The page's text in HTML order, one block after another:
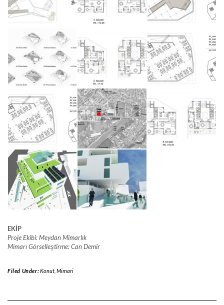
EKİP
Proje Ekibi: Meydan Mimarlık
Mimarı Görselleştirme: Can Demir
Filed Under:Konut, Mimari